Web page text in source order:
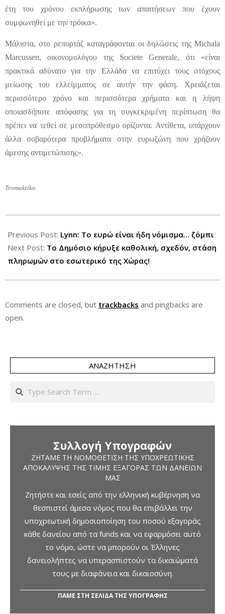
έτη του χρόνου εκπλήρωσης των απαιτήσεων που έχουν
συμφωνηθεί με την τρόικα».
Μάλιστα, στο ρεπορτάζ καταγράφονται οι δηλώσεις της Michala
Marcussen, οικονομολόγου της Societe Generale, ότι «είναι
πρακτικά αδύνατο για την Ελλάδα να επιτύχει τους στόχους
μείωσης του ελλείμματος σε αυτήν την φάση. Χρειάζεται
περισσότερο χρόνο και περισσότερα χρήματα και η λήψη
οποιασδήποτε απόφασης για τη συγκεκριμένη περίπτωση θα
πρέπει να τεθεί σε μεσοπρόθεσμο ορίζοντα. Αντίθετα, υπάρχουν
άλλα σοβαρότερα προβλήματα στην ευρωζώνη που χρήζουν
άμεσης αντιμετώπισης».
Tromaktiko
08-
24
Previous Post: Lynn: Το ευρώ είναι ήδη νόμισμα… ζόμπι
Next Post: Το Δημόσιο κήρυξε καθολική, σχεδόν, στάση
πληρωμών στο εσωτερικό της Χώρας!
Comments are closed, but trackbacks and pingbacks are
open.
ΑΝΑΖΉΤΗΣΗ
Search
Συλλογή Υπογραφών
ΖΗΤΆΜΕ ΤΗ ΝΟΜΟΘΈΤΙΣΗ ΤΗΣ ΥΠΟΧΡΕΩΤΙΚΉΣ
ΑΠΟΚΆΛΥΨΗΣ ΤΗΣ ΤΙΜΉΣ ΕΞΑΓΟΡΆΣ ΤΩΝ ΔΑΝΕΊΩΝ
ΜΑΣ
Ζητήστε και εσείς από την ελληνική κυβέρνηση να
θεσπιστεί άμεσα νόμος που θα επιβάλλει την
υποχρεωτική δημοσιοποίηση του ποσού εξαγοράς
κάθε δανείου από τα funds και να εφαρμόσει αυτό
το νόμο, ώστε να μπορούν οι Έλληνες
δανειολήπτες να υπερασπιστούν τα δικαιώματά
τους με διαφάνεια και δικαιοσύνη.
ΠΑΜΕ ΣΤΗ ΣΕΛΙΔΑ ΤΗΣ ΥΠΟΓΡΑΦΗΣ